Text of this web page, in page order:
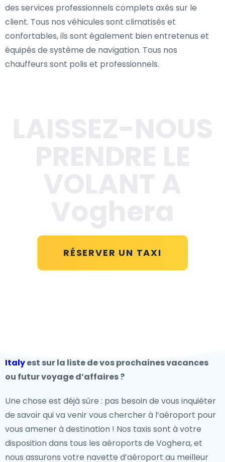
des services professionnels complets axés sur le
client. Tous nos véhicules sont climatisés et
confortables, ils sont également bien entretenus et
équipés de système de navigation. Tous nos
chauffeurs sont polis et professionnels.
RÉSERVER UN TAXI
Italyest sur la liste de vos prochaines vacances
ou futur voyage d’affaires ?
Une chose est déjà sûre : pas besoin de vous inquiéter
de savoir qui va venir vous chercher à l’aéroport pour
vous amener à destination ! Nos taxis sont à votre
disposition dans tous les aéroports de Voghera, et
nous assurons votre navette d’aéroport au meilleur